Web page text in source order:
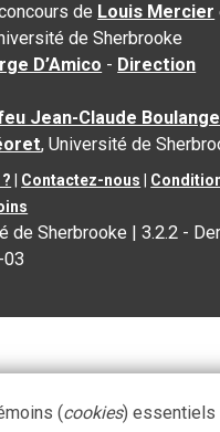
de Louis Mercier
de Sherbrooke
D’Amico - Direction
Jean-Claude
, Université de
Contactez-nous
de Sherbrooke |3.2.2 -
(cookies) essentiels